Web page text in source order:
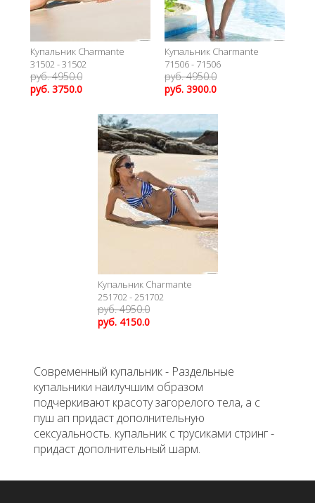
Купальник Charmante
31502 - 31502
руб. 4950.0
руб. 3750.0
Купальник Charmante
71506 - 71506
руб. 4950.0
руб. 3900.0
Купальник Charmante
251702 - 251702
руб. 4950.0
руб. 4150.0
Современный купальник - Раздельные
купальники наилучшим образом
подчеркивают красоту загорелого тела, а с
пуш ап придаст дополнительную
сексуальность. купальник с трусиками стринг -
придаст дополнительный шарм.